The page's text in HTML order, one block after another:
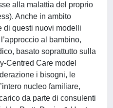
alla malattia del proprio
Anche in ambito
di questi nuovi modelli
al bambino,
basato soprattutto sulla
Centred Care model
i bisogni, le
nucleo familiare,
da parte di consulenti